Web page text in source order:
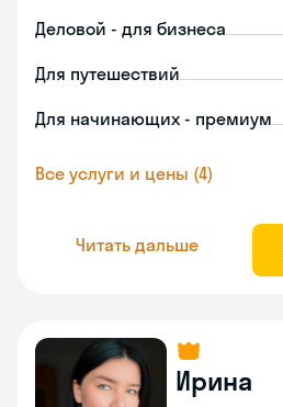
Деловой - для бизнеса
Для путешествий
Для начинающих - премиум
Все услуги и цены (4)
Читать дальше
Ирина